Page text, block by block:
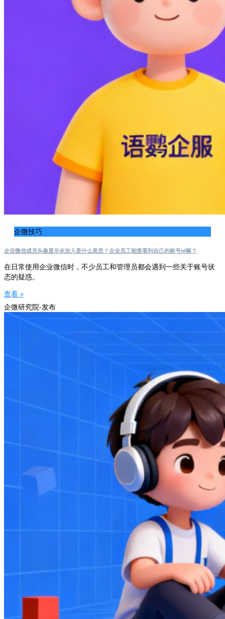
企微技巧
企业微信成员头像显示未加入是什么意思？企业员工能查看到自己的账号id嘛？
在日常使用企业微信时，不少员工和管理员都会遇到一些关于账号状
态的疑惑。
查看 »
企微研究院-发布